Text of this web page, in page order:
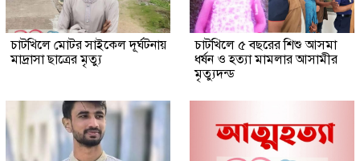
চাটখিলে মোটর সাইকেল দূর্ঘটনায়
মাদ্রাসা ছাত্রের মৃত্যু
চাটখিলে ৫ বছরের শিশু আসমা
ধর্ষন ও হত্যা মামলার আসামীর
মৃত্যুদন্ড